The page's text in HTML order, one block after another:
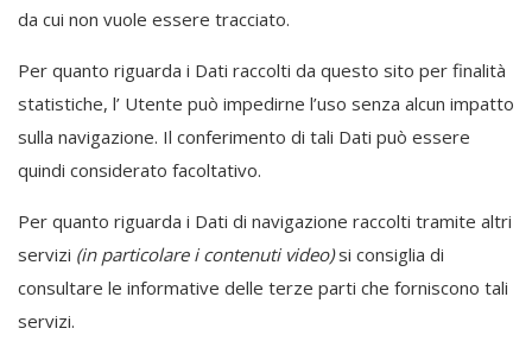
da cui non vuole essere tracciato.
Per quanto riguarda i Dati raccolti da questo sito per finalità
statistiche, l’ Utente può impedirne l’uso senza alcun impatto
sulla navigazione. Il conferimento di tali Dati può essere
quindi considerato facoltativo.
Per quanto riguarda i Dati di navigazione raccolti tramite altri
servizi (in particolare i contenuti video)si consiglia di
consultare le informative delle terze parti che forniscono tali
servizi.